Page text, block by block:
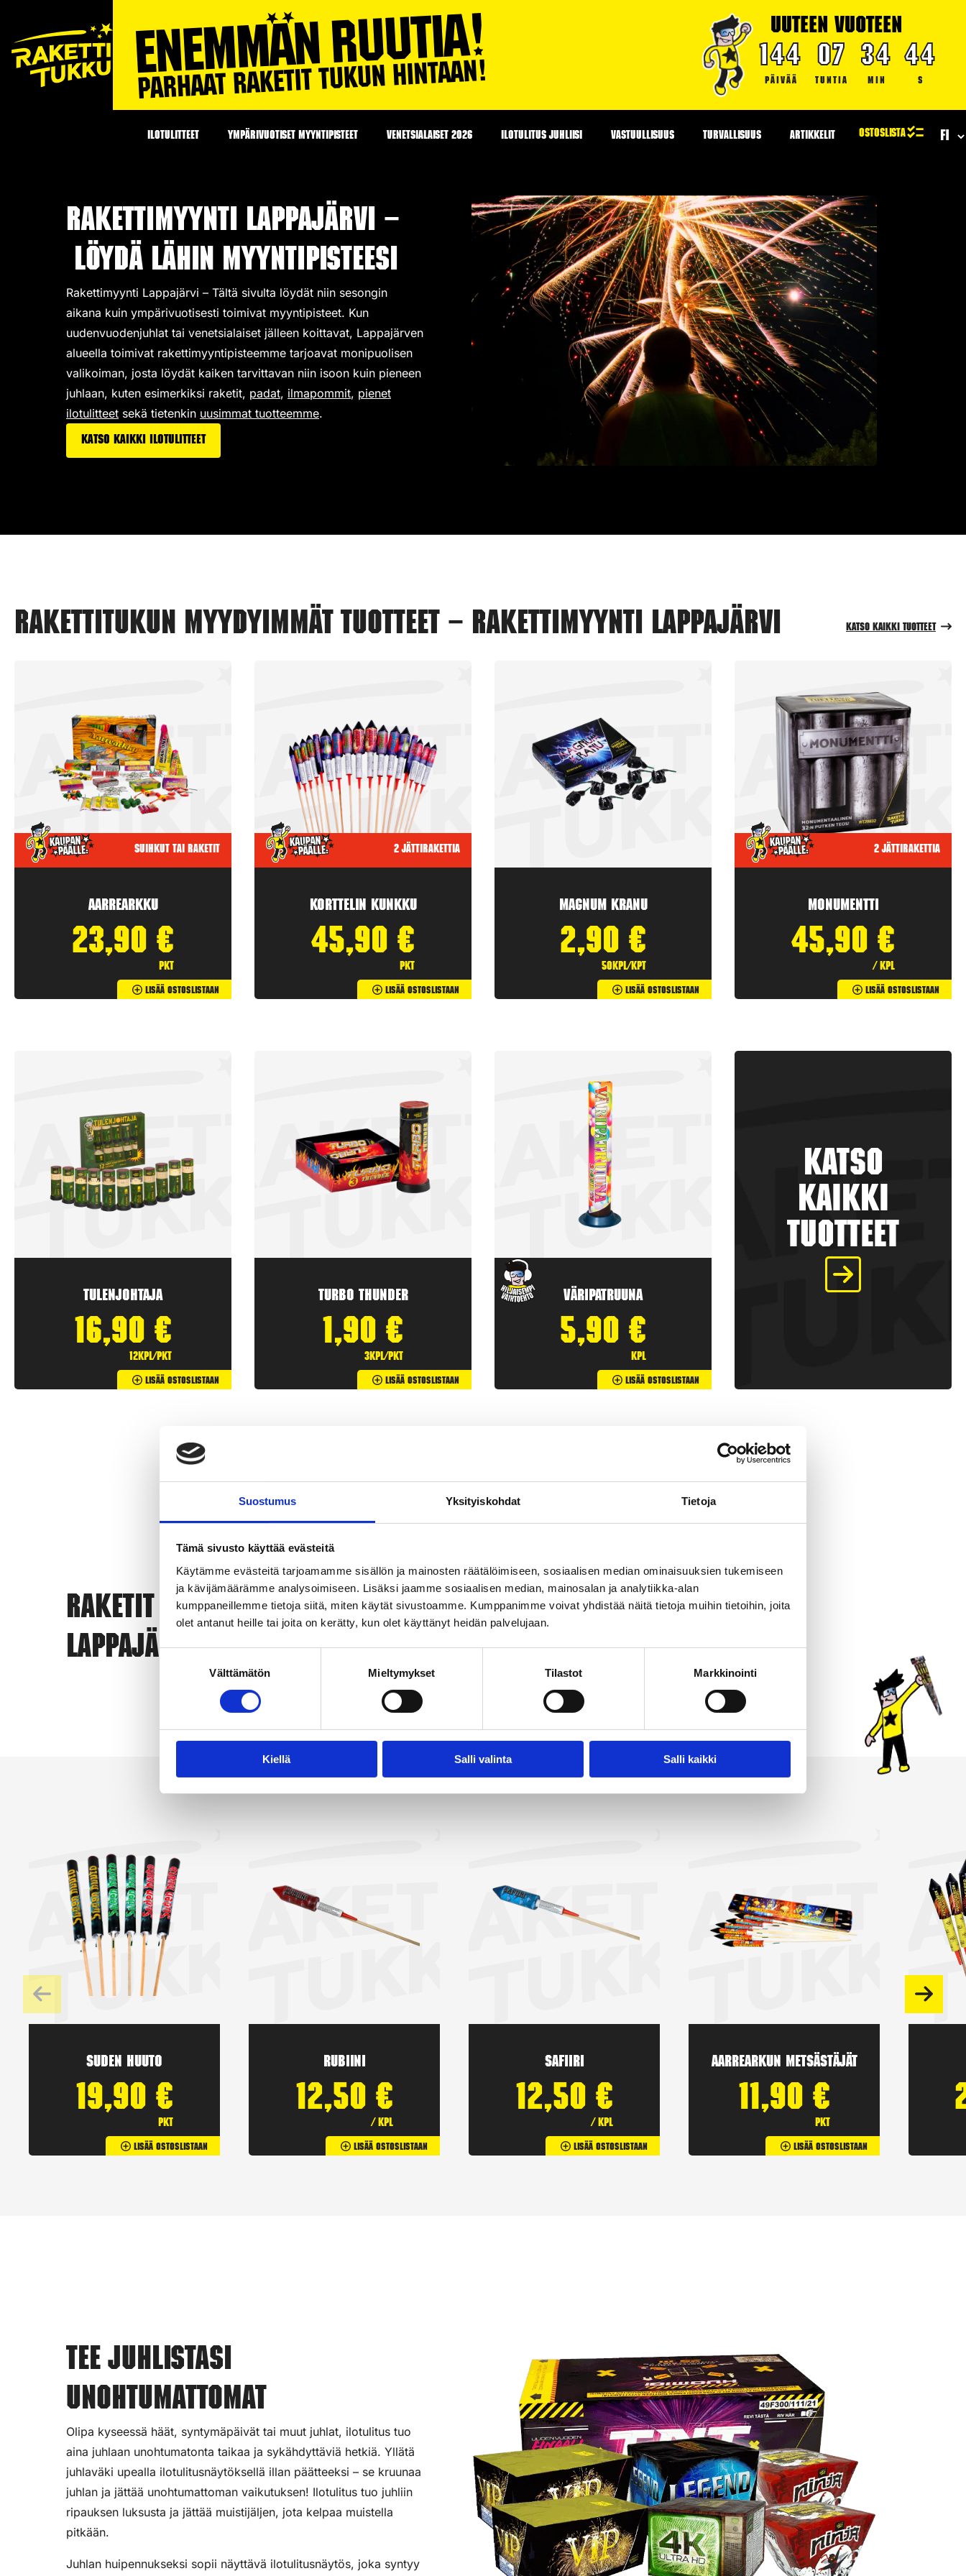
Suostumus Yksityiskohdat Tietoja
Tämä sivusto käyttää evästeitä
Käytämme evästeitä tarjoamamme sisällön ja mainosten räätälöimiseen, sosiaalisen median ominaisuuksien tukemiseen
ja kävijämäärämme analysoimiseen. Lisäksi jaamme sosiaalisen median, mainosalan ja analytiikka-alan
kumppaneillemme tietoja siitä, miten käytät sivustoamme. Kumppanimme voivat yhdistää näitä tietoja muihin tietoihin, joita
olet antanut heille tai joita on kerätty, kun olet käyttänyt heidän palvelujaan.
Välttämätön Mieltymykset Tilastot Markkinointi
Kiellä Salli valinta Salli kaikki
UUTEEN VUOTEEN
144
PÄIVÄÄ
07
TUNTIA
34
MIN
43
S
ILOTULITTEET YMPÄRIVUOTISET MYYNTIPISTEET VENETSIALAISET 2026 ILOTULITUS JUHLIISI VASTUULLISUUS TURVALLISUUS ARTIKKELIT
Rakettimyynti Lappajärvi –
Löydä lähin myyntipisteesi
Rakettimyynti Lappajärvi – Tältä sivulta löydät niin sesongin
aikana kuin ympärivuotisesti toimivat myyntipisteet. Kun
uudenvuodenjuhlat tai venetsialaiset jälleen koittavat, Lappajärven
alueella toimivat rakettimyyntipisteemme tarjoavat monipuolisen
valikoiman, josta löydät kaiken tarvittavan niin isoon kuin pieneen
juhlaan, kuten esimerkiksi raketit, padat, ilmapommit, pienet
ilotulitteet sekä tietenkin uusimmat tuotteemme.
Katso kaikki ilotulitteet
Rakettitukun myydyimmät tuotteet – Rakettimyynti Lappajärvi Katso kaikki tuotteet
Suihkut tai raketit
Aarrearkku
23,90 €
pkt
Lisää Ostoslistaan
2 jättirakettia
Korttelin kunkku
45,90 €
pkt
Lisää Ostoslistaan
Magnum Kranu
2,90 €
50kpl/kpt
Lisää Ostoslistaan
2 jättirakettia
Monumentti
45,90 €
/ kpl
Lisää Ostoslistaan
Tulenjohtaja
16,90 €
12kpl/pkt
Lisää Ostoslistaan
Turbo Thunder
1,90 €
3kpl/pkt
Lisää Ostoslistaan
Väripatruuna
5,90 €
kpl
Lisää Ostoslistaan
Katso
kaikki
tuotteet
Raketit
Lappajärvi
Raketitovat klassisiailotulitteita. Rakettipaketit tarjoavat useita raketteja, joissa on
erilaisia efektejä, luoden taivaalle upean värien ja muotojen kirjon. Jokainen raketti
yksittäisiä raketteja, joista olemme poimineet myyntiin näyttävimmät ja suurimmat raketit.
Kun etsit raketteja Lappajärven alueelta on Rakettitukku sinun valintasi!
Suden huuto
19,90 €
pkt
Lisää Ostoslistaan
Rubiini
12,50 €
/ kpl
Lisää Ostoslistaan
Safiiri
12,50 €
/ kpl
Lisää Ostoslistaan
Aarrearkun Metsästäjät
11,90 €
pkt
Lisää Ostoslistaan
Tee juhlistasi
unohtumattomat
Olipa kyseessä häät, syntymäpäivät tai muut juhlat, ilotulitus tuo
aina juhlaan unohtumatonta taikaa ja sykähdyttäviä hetkiä. Yllätä
juhlaväki upealla ilotulitusnäytöksellä illan päätteeksi – se kruunaa
juhlan ja jättää unohtumattoman vaikutuksen! Ilotulitus tuo juhliin
ripauksen luksusta ja jättää muistijäljen, jota kelpaa muistella
pitkään.
Juhlan huipennukseksi sopii näyttävä ilotulitusnäytös, joka syntyy